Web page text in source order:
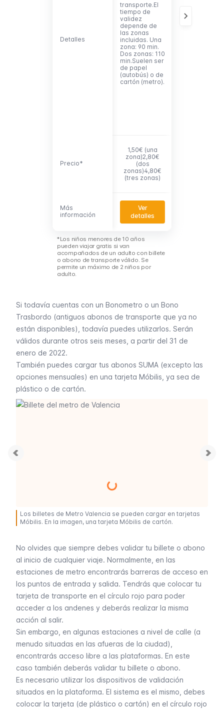
Detalles
Precio*
Más
información
Detalles
transporte.El
tiempo de
validez
depende de
las zonas
incluidas. Una
zona: 90 min.
Dos zonas: 110
min.Suelen ser
de papel
(autobús) o de
cartón (metro).
ilimitados
entre
Precio*
1,50€ (una
zona)2,80€
(dos
zonas)4,80€
(tres zonas)
Más
información
Ver
detalles
*Los niños menores de 10 años
pueden viajar gratis si van
acompañados de un adulto con billete
o abono de transporte válido. Se
permite un máximo de 2 niños por
adulto.
Si todavía cuentas con un Bonometro o un Bono
Trasbordo (antiguos abonos de transporte que ya no
están disponibles), todavía puedes utilizarlos. Serán
válidos durante otros seis meses, a partir del 31 de
enero de 2022.
También puedes cargar tus abonos SUMA (excepto las
opciones mensuales) en una tarjeta Móbilis, ya sea de
plástico o de cartón.
Los billetes de Metro Valencia se pueden cargar en tarjetas
Móbilis. En la imagen, una tarjeta Móbilis de cartón.
No olvides que siempre debes validar tu billete o abono
al inicio de cualquier viaje. Normalmente, en las
estaciones de metro encontrarás barreras de acceso en
los puntos de entrada y salida. Tendrás que colocar tu
tarjeta de transporte en el círculo rojo para poder
acceder a los andenes y deberás realizar la misma
acción al salir.
Sin embargo, en algunas estaciones a nivel de calle (a
menudo situadas en las afueras de la ciudad),
encontrarás acceso libre a las plataformas. En este
caso también deberás validar tu billete o abono.
Es necesario utilizar los dispositivos de validación
situados en la plataforma. El sistema es el mismo, debes
colocar la tarjeta (de plástico o cartón) en el círculo rojo